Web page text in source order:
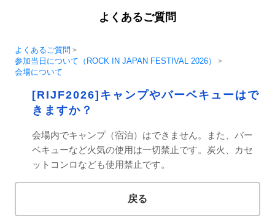
よくあるご質問
よくあるご質問 >
参加当日について（ROCK IN JAPAN FESTIVAL 2026） >
会場について
[RIJF2026]キャンプやバーベキューはで
きますか？
会場内でキャンプ（宿泊）はできません。また、バー
ベキューなど火気の使用は一切禁止です。炭火、カセ
ットコンロなども使用禁止です。
戻る